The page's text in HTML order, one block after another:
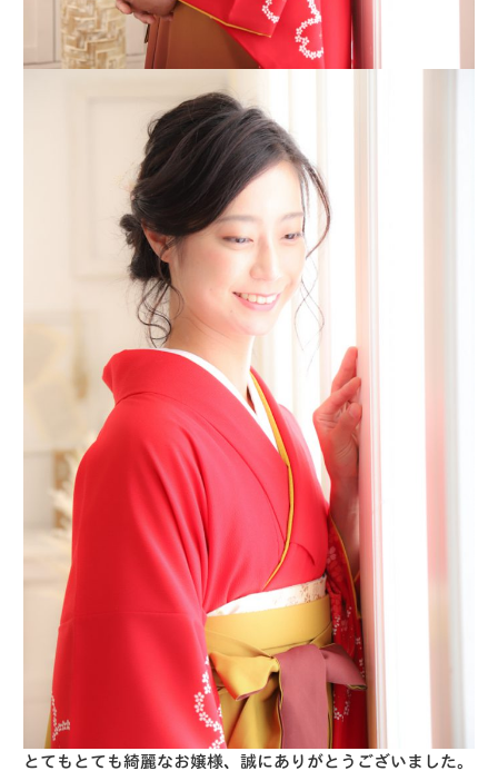
とてもとても綺麗なお嬢様、誠にありがとうございました。